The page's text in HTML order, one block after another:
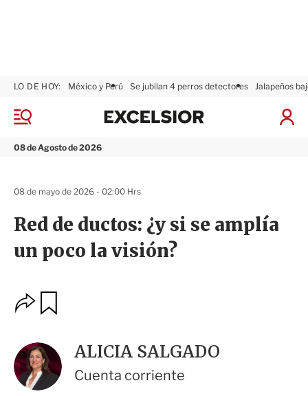
M
n
08 de Agosto de 2026
LO DE HOY: México y Perú Se jubilan 4 perros detectores Jalapeños
I
x
Red de ductos: ¿y si se amplía
un poco la visión?
08 de mayo de 2026 - 02:00 Hrs
O
p
o
n
e
s
a
r
ALICIA SALGADO
Cuenta corriente